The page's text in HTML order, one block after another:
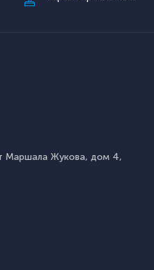
Маршала Жукова, дом 4,